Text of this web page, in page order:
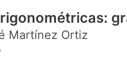
Martínez Ortiz